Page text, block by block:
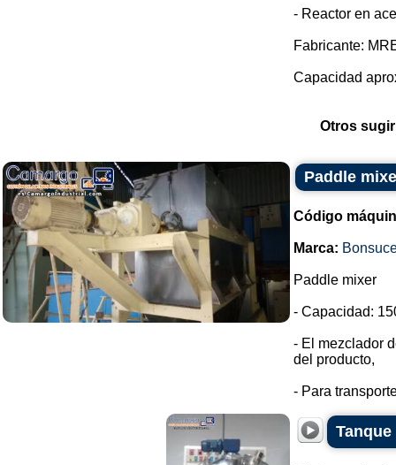
- Reactor en
Fabricante:
Capacidad
Otros
Paddle
Código
Marca:
Paddle mixer
- Capacidad:
- El mezclador
del producto,
- Para